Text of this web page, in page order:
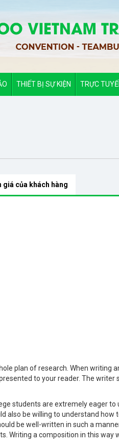
THIẾT BỊ SỰ KIỆN TRỰC
giá của khách hàng
plan of research. When writing
to your reader. The writer
students are extremely eager
also be willing to understand how
be well-written in such a
Writing a composition in this way